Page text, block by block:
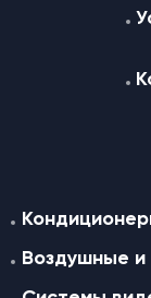
Воздушные